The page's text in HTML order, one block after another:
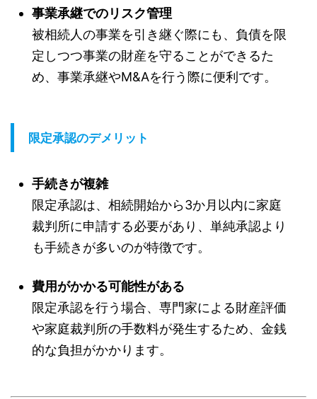
事業承継でのリスク管理
被相続人の事業を引き継ぐ際にも、負債を限
定しつつ事業の財産を守ることができるた
め、事業承継やM&Aを行う際に便利です。
限定承認のデメリット
手続きが複雑
限定承認は、相続開始から3か月以内に家庭
裁判所に申請する必要があり、単純承認より
も手続きが多いのが特徴です。
費用がかかる可能性がある
限定承認を行う場合、専門家による財産評価
や家庭裁判所の手数料が発生するため、金銭
的な負担がかかります。